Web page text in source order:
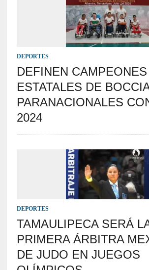
DEPORTES
DEFINEN CAMPEONES
ESTATALES DE
PARANACIONALES
2024
DEPORTES
TAMAULIPECA SERÁ
PRIMERA ÁRBITRA
DE JUDO EN JUEGOS